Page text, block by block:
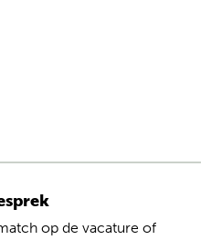
op de vacature of